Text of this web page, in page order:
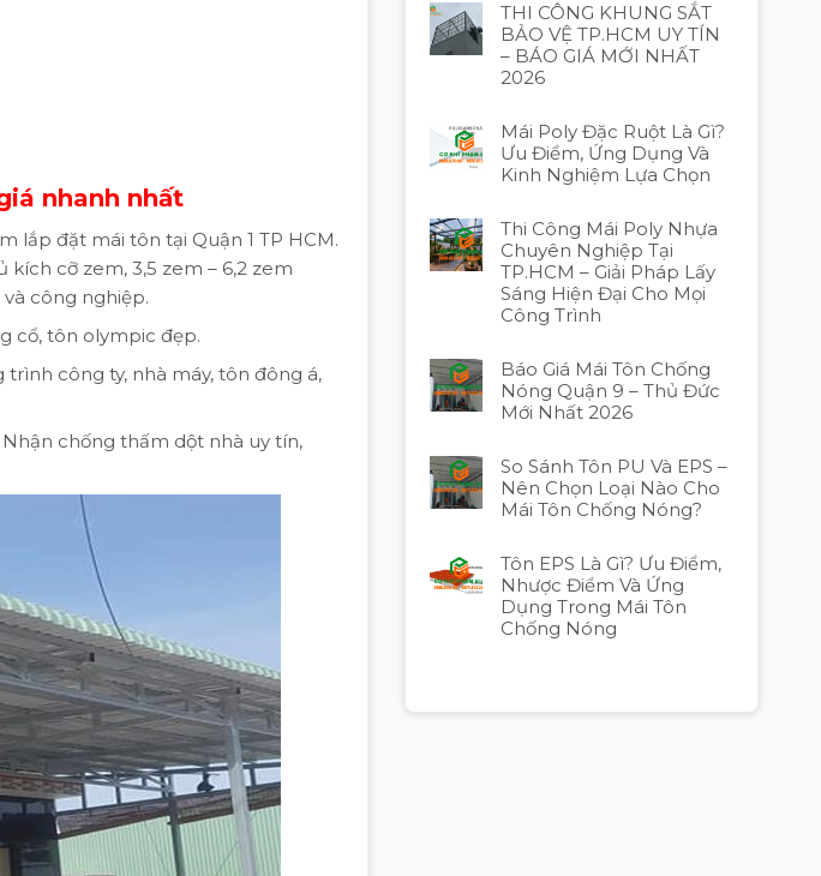
nhanh nhất
lắp đặt mái tôn tại Quận 1 TP HCM.
cỡ zem, 3,5 zem – 6,2 zem
công nghiệp.
cổ, tôn olympic đẹp.
công ty, nhà máy, tôn đông á,
chống thấm dột nhà uy tín,
THI CÔNG KHUNG SẮT
BẢO VỆ TP.HCM UY TÍN
– BÁO GIÁ MỚI NHẤT
2026
Mái Poly Đặc Ruột Là Gì?
Ưu Điểm, Ứng Dụng Và
Kinh Nghiệm Lựa Chọn
Thi Công Mái Poly Nhựa
Chuyên Nghiệp Tại
TP.HCM – Giải Pháp Lấy
Sáng Hiện Đại Cho Mọi
Công Trình
Báo Giá Mái Tôn Chống
Nóng Quận 9 – Thủ Đức
Mới Nhất 2026
So Sánh Tôn PU Và EPS –
Nên Chọn Loại Nào Cho
Mái Tôn Chống Nóng?
Tôn EPS Là Gì? Ưu Điểm,
Nhược Điểm Và Ứng
Dụng Trong Mái Tôn
Chống Nóng